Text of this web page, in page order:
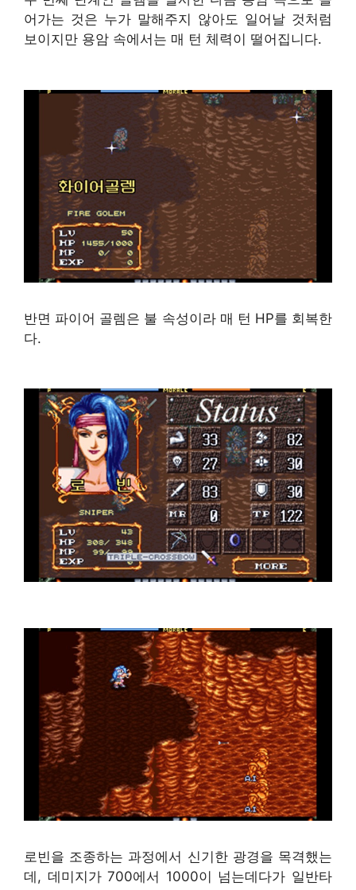
어가는 것은 누가 말해주지 않아도 일어날 것처럼
보이지만 용암 속에서는 매 턴 체력이 떨어집니다.
반면 파이어 골렘은 불 속성이라 매 턴 HP를 회복한
다.
로빈을 조종하는 과정에서 신기한 광경을 목격했는
데, 데미지가 700에서 1000이 넘는데다가 일반타